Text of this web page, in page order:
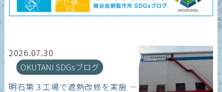
2026.07.30
OKUTANI SDGsブログ
明石第３工場で遮熱改修を実施 ―